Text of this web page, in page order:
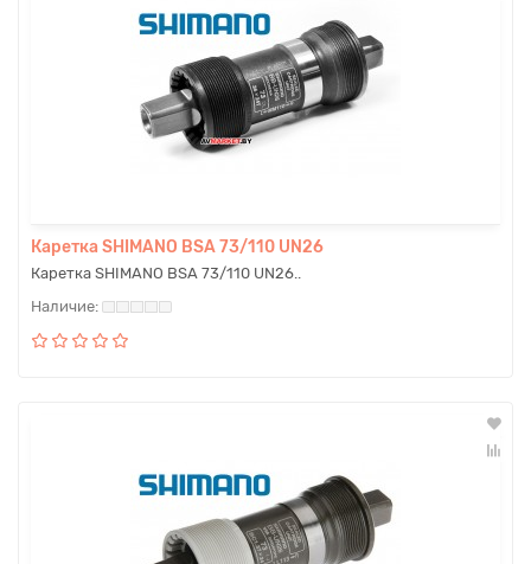
Каретка SHIMANO BSA 73/110 UN26
Каретка SHIMANO BSA 73/110 UN26..